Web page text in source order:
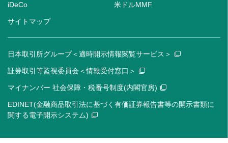
iDeCo 米ドルMMF
サイトマップ
日本取引所グループ＜適時開示情報閲覧サービス＞
証券取引等監視委員会＜情報受付窓口＞
マイナンバー 社会保障・税番号制度(内閣官房)
EDINET(金融商品取引法に基づく有価証券報告書等の開示書類に
関する電子開示システム)